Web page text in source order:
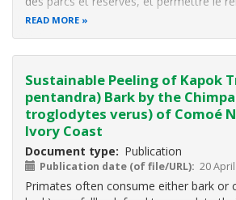
politique globale de conservation de la
READ MORE
Sustainable Peeling of Kapok
pentandra) Bark by the
troglodytes verus) of Comoé
Ivory Coast
Document type Publication
Publication date (of file/URL) 20
Primates often consume either bark or